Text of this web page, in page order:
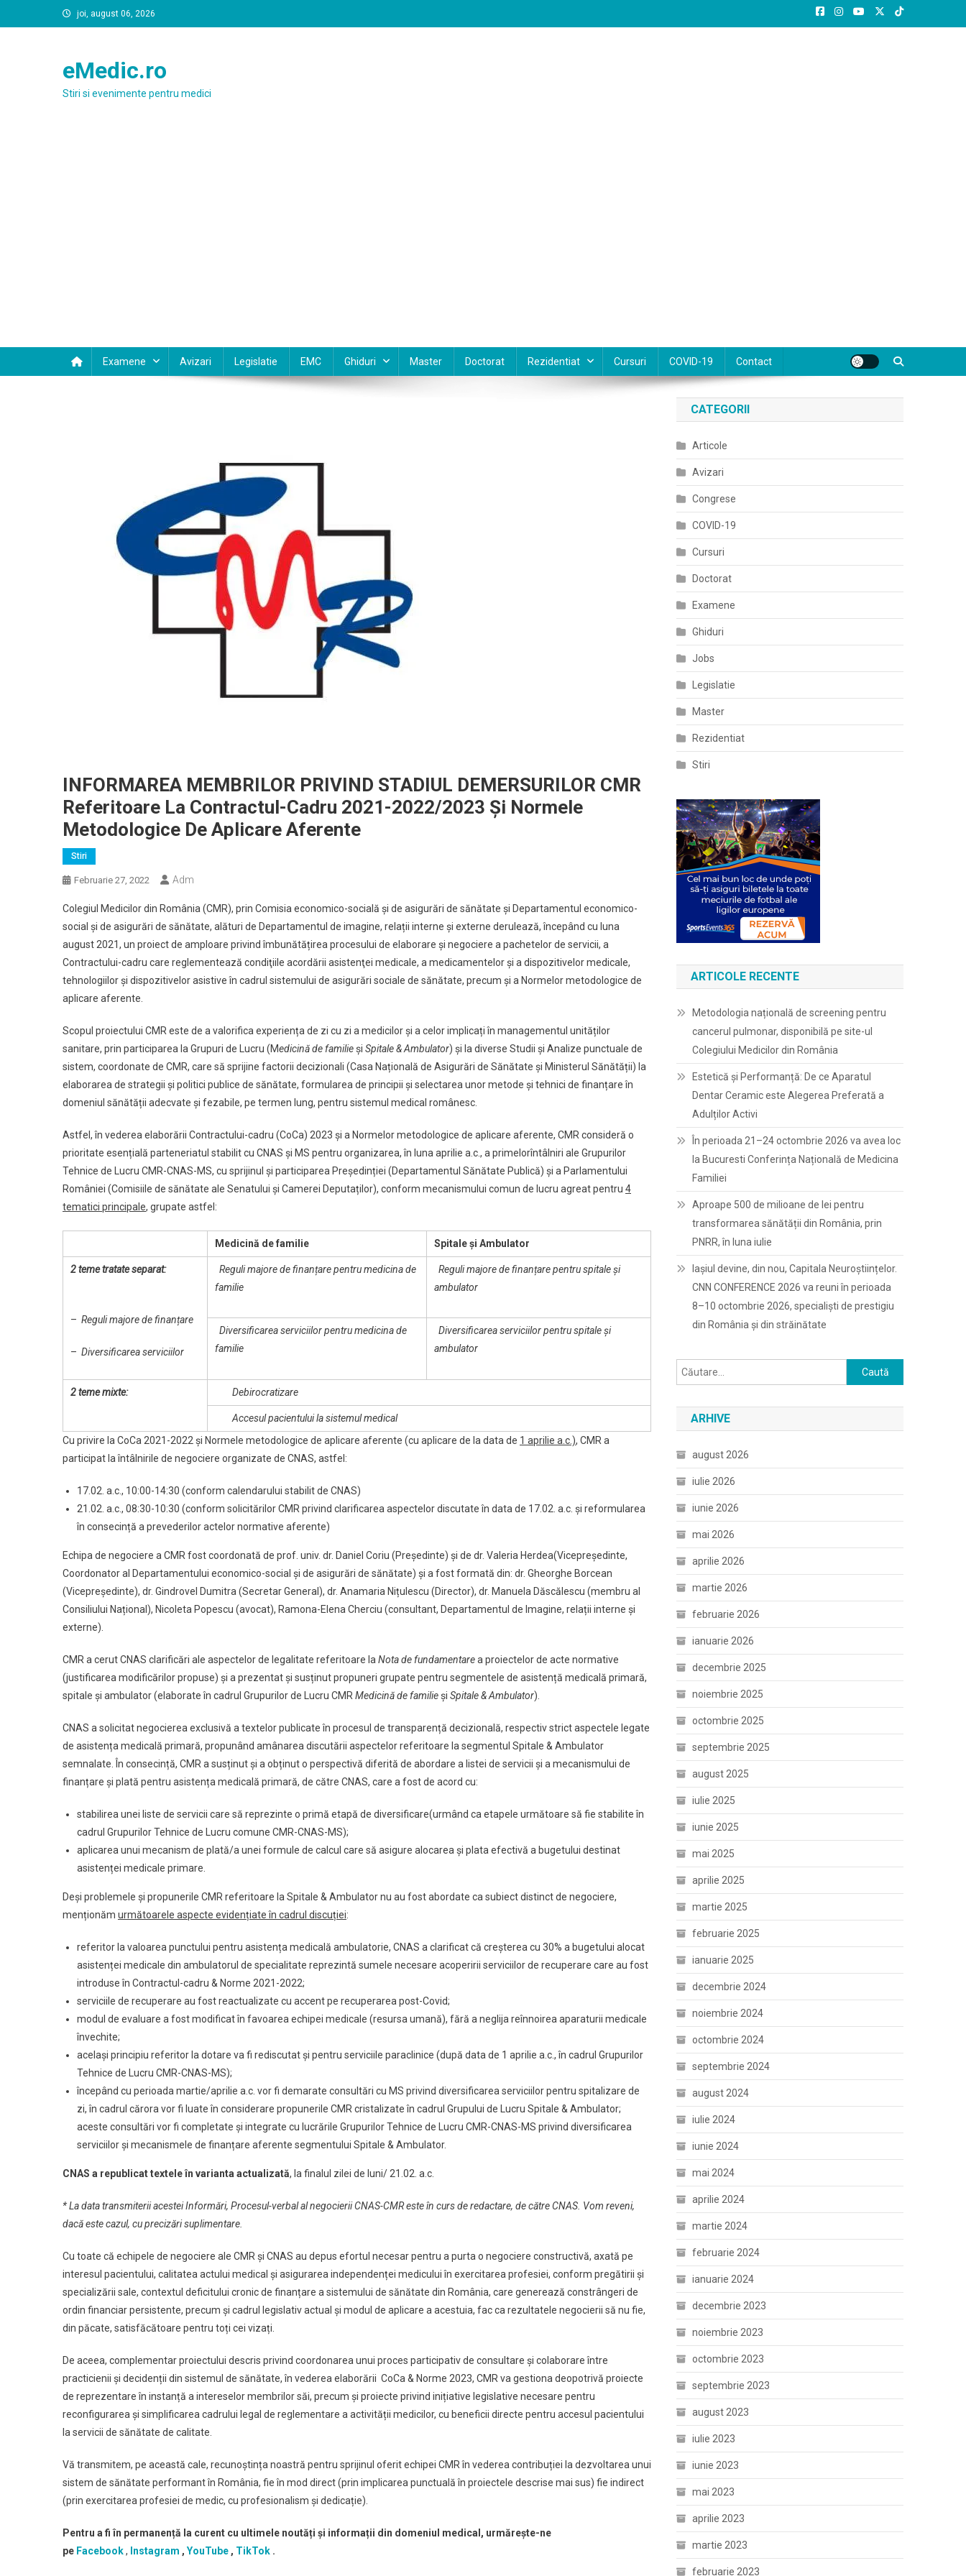
to
joi, august 06, 2026
eMedic.ro
Stiri si evenimente pentru medici
Examene Avizari Legislatie EMC Ghiduri Master Doctorat Rezidentiat Cursuri COVID-19 Contact
INFORMAREA MEMBRILOR PRIVIND STADIUL DEMERSURILOR CMR
Referitoare La Contractul-Cadru 2021-2022/2023 Și Normele
Metodologice De Aplicare Aferente
Stiri
Februarie 27, 2022 Adm
Colegiul Medicilor din România (CMR), prin Comisia economico-socială și de asigurări de sănătate și Departamentul economico-
social și de asigurări de sănătate, alături de Departamentul de imagine, relații interne și externe derulează, începând cu luna
august 2021, un proiect de amploare privind îmbunătățirea procesului de elaborare și negociere a pachetelor de servicii, a
Contractului-cadru care reglementează condiţiile acordării asistenţei medicale, a medicamentelor şi a dispozitivelor medicale,
tehnologiilor şi dispozitivelor asistive în cadrul sistemului de asigurări sociale de sănătate, precum și a Normelor metodologice de
aplicare aferente.
Scopul proiectului CMR este de a valorifica experiența de zi cu zi a medicilor și a celor implicați în managementul unităților
sanitare, prin participarea la Grupuri de Lucru (Medicină de familieși Spitale & Ambulator) și la diverse Studii și Analize punctuale de
sistem, coordonate de CMR, care să sprijine factorii decizionali (Casa Națională de Asigurări de Sănătate și Ministerul Sănătății) la
elaborarea de strategii și politici publice de sănătate, formularea de principii și selectarea unor metode și tehnici de finanțare în
domeniul sănătății adecvate și fezabile, pe termen lung, pentru sistemul medical românesc.
Astfel, în vederea elaborării Contractului-cadru (CoCa) 2023 și a Normelor metodologice de aplicare aferente, CMR consideră o
prioritate esențială parteneriatul stabilit cu CNAS și MS pentru organizarea, în luna aprilie a.c., a primelorîntâlniri ale Grupurilor
Tehnice de Lucru CMR-CNAS-MS, cu sprijinul și participarea Președinției (Departamentul Sănătate Publică) și a Parlamentului
României (Comisiile de sănătate ale Senatului și Camerei Deputaților), conform mecanismului comun de lucru agreat pentru 4
tematici principale, grupate astfel:
Medicină de familie Spitale și Ambulator
2 teme tratate separat:
– Reguli majore de finanțare
– Diversificarea serviciilor
Reguli majore de finanțare pentru medicina de
familie
Reguli majore de finanțare pentru spitale și
ambulator
Diversificarea serviciilor pentru medicina de
familie
Diversificarea serviciilor pentru spitale și
ambulator
2 teme mixte: Debirocratizare
Accesul pacientului la sistemul medical
Cu privire la CoCa 2021-2022 și Normele metodologice de aplicare aferente (cu aplicare de la data de 1 aprilie a.c.), CMR a
participat la întâlnirile de negociere organizate de CNAS, astfel:
17.02. a.c., 10:00-14:30 (conform calendarului stabilit de CNAS)
21.02. a.c., 08:30-10:30 (conform solicitărilor CMR privind clarificarea aspectelor discutate în data de 17.02. a.c. și reformularea
în consecință a prevederilor actelor normative aferente)
Echipa de negociere a CMR fost coordonată de prof. univ. dr. Daniel Coriu (Președinte) și de dr. Valeria Herdea(Vicepreședinte,
Coordonator al Departamentului economico-social și de asigurări de sănătate) și a fost formată din: dr. Gheorghe Borcean
(Vicepreședinte), dr. Gindrovel Dumitra (Secretar General), dr. Anamaria Nițulescu (Director), dr. Manuela Dăscălescu (membru al
Consiliului Național), Nicoleta Popescu (avocat), Ramona-Elena Cherciu (consultant, Departamentul de Imagine, relații interne și
externe).
CMR a cerut CNAS clarificări ale aspectelor de legalitate referitoare la Nota de fundamentarea proiectelor de acte normative
(justificarea modificărilor propuse) și a prezentat și susținut propuneri grupate pentru segmentele de asistență medicală primară,
spitale și ambulator (elaborate în cadrul Grupurilor de Lucru CMR Medicină de familieși Spitale & Ambulator).
CNAS a solicitat negocierea exclusivă a textelor publicate în procesul de transparență decizională, respectiv strict aspectele legate
de asistența medicală primară, propunând amânarea discutării aspectelor referitoare la segmentul Spitale & Ambulator
semnalate. În consecință, CMR a susținut și a obținut o perspectivă diferită de abordare a listei de servicii și a mecanismului de
finanțare și plată pentru asistența medicală primară, de către CNAS, care a fost de acord cu:
stabilirea unei liste de servicii care să reprezinte o primă etapă de diversificare(urmând ca etapele următoare să fie stabilite în
cadrul Grupurilor Tehnice de Lucru comune CMR-CNAS-MS);
aplicarea unui mecanism de plată/a unei formule de calcul care să asigure alocarea și plata efectivă a bugetului destinat
asistenței medicale primare.
Deși problemele și propunerile CMR referitoare la Spitale & Ambulator nu au fost abordate ca subiect distinct de negociere,
menționăm următoarele aspecte evidențiate în cadrul discuției:
referitor la valoarea punctului pentru asistența medicală ambulatorie, CNAS a clarificat că creșterea cu 30% a bugetului alocat
asistenței medicale din ambulatorul de specialitate reprezintă sumele necesare acoperirii serviciilor de recuperare care au fost
introduse în Contractul-cadru & Norme 2021-2022;
serviciile de recuperare au fost reactualizate cu accent pe recuperarea post-Covid;
modul de evaluare a fost modificat în favoarea echipei medicale (resursa umană), fără a neglija reînnoirea aparaturii medicale
învechite;
același principiu referitor la dotare va fi rediscutat și pentru serviciile paraclinice (după data de 1 aprilie a.c., în cadrul Grupurilor
Tehnice de Lucru CMR-CNAS-MS);
începând cu perioada martie/aprilie a.c. vor fi demarate consultări cu MS privind diversificarea serviciilor pentru spitalizare de
zi, în cadrul cărora vor fi luate în considerare propunerile CMR cristalizate în cadrul Grupului de Lucru Spitale & Ambulator;
aceste consultări vor fi completate și integrate cu lucrările Grupurilor Tehnice de Lucru CMR-CNAS-MS privind diversificarea
serviciilor și mecanismele de finanțare aferente segmentului Spitale & Ambulator.
CNAS a republicat textele în varianta actualizată, la finalul zilei de luni/ 21.02. a.c.
* La data transmiterii acestei Informări, Procesul-verbal al negocierii CNAS-CMR este în curs de redactare, de către CNAS. Vom reveni,
dacă este cazul, cu precizări suplimentare.
Cu toate că echipele de negociere ale CMR și CNAS au depus efortul necesar pentru a purta o negociere constructivă, axată pe
interesul pacientului, calitatea actului medical și asigurarea independenței medicului în exercitarea profesiei, conform pregătirii și
specializării sale, contextul deficitului cronic de finanțare a sistemului de sănătate din România, care generează constrângeri de
ordin financiar persistente, precum și cadrul legislativ actual și modul de aplicare a acestuia, fac ca rezultatele negocierii să nu fie,
din păcate, satisfăcătoare pentru toți cei vizați.
De aceea, complementar proiectului descris privind coordonarea unui proces participativ de consultare și colaborare între
practicienii și decidenții din sistemul de sănătate, în vederea elaborării CoCa & Norme 2023, CMR va gestiona deopotrivă proiecte
de reprezentare în instanță a intereselor membrilor săi, precum și proiecte privind inițiative legislative necesare pentru
reconfigurarea și simplificarea cadrului legal de reglementare a activității medicilor, cu beneficii directe pentru accesul pacientului
la servicii de sănătate de calitate.
Vă transmitem, pe această cale, recunoștința noastră pentru sprijinul oferit echipei CMR în vederea contribuției la dezvoltarea unui
sistem de sănătate performant în România, fie în mod direct (prin implicarea punctuală în proiectele descrise mai sus) fie indirect
(prin exercitarea profesiei de medic, cu profesionalism și dedicație).
Pentru a fi în permanență la curent cu ultimele noutăți și informații din domeniul medical, urmărește-ne
pe Facebook, Instagram , YouTube , TikTok .
CATEGORII
Articole
Avizari
Congrese
COVID-19
Cursuri
Doctorat
Examene
Ghiduri
Jobs
Legislatie
Master
Rezidentiat
Stiri
ARTICOLE RECENTE
Metodologia națională de screening pentru
cancerul pulmonar, disponibilă pe site-ul
Colegiului Medicilor din România
Estetică și Performanță: De ce Aparatul
Dentar Ceramic este Alegerea Preferată a
Adulților Activi
În perioada 21–24 octombrie 2026 va avea loc
la Bucuresti Conferința Națională de Medicina
Familiei
Aproape 500 de milioane de lei pentru
transformarea sănătății din România, prin
PNRR, în luna iulie
Iașiul devine, din nou, Capitala Neuroștiințelor.
CNN CONFERENCE 2026 va reuni în perioada
8–10 octombrie 2026, specialiști de prestigiu
din România și din străinătate
Caută
după:
ARHIVE
august 2026
iulie 2026
iunie 2026
mai 2026
aprilie 2026
martie 2026
februarie 2026
ianuarie 2026
decembrie 2025
noiembrie 2025
octombrie 2025
septembrie 2025
august 2025
iulie 2025
iunie 2025
mai 2025
aprilie 2025
martie 2025
februarie 2025
ianuarie 2025
decembrie 2024
noiembrie 2024
octombrie 2024
septembrie 2024
august 2024
iulie 2024
iunie 2024
mai 2024
aprilie 2024
martie 2024
februarie 2024
ianuarie 2024
decembrie 2023
noiembrie 2023
octombrie 2023
septembrie 2023
august 2023
iulie 2023
iunie 2023
mai 2023
aprilie 2023
martie 2023
februarie 2023